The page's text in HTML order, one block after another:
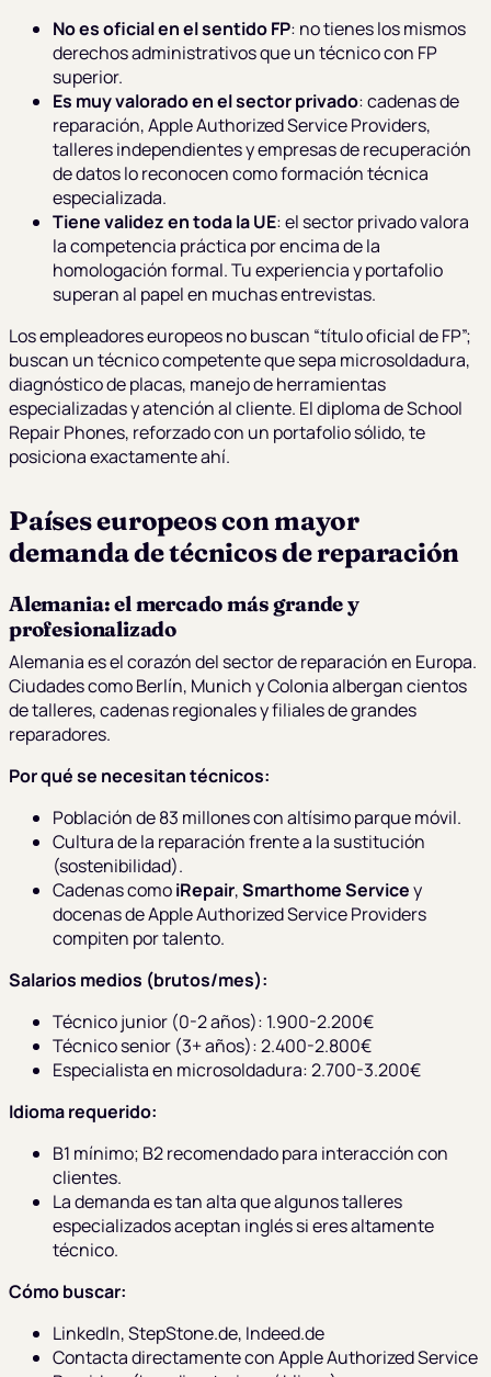
No es oficial en el sentido FP: no tienes los mismos
derechos administrativos que un técnico con FP
superior.
Es muy valorado en el sector privado: cadenas de
reparación, Apple Authorized Service Providers,
talleres independientes y empresas de recuperación
de datos lo reconocen como formación técnica
especializada.
Tiene validez en toda la UE: el sector privado valora
la competencia práctica por encima de la
homologación formal. Tu experiencia y portafolio
superan al papel en muchas entrevistas.
Los empleadores europeos no buscan “título oficial de FP”;
buscan un técnico competente que sepa microsoldadura,
diagnóstico de placas, manejo de herramientas
especializadas y atención al cliente. El diploma de School
Repair Phones, reforzado con un portafolio sólido, te
posiciona exactamente ahí.
Países europeos con mayor
demanda de técnicos de reparación
Alemania: el mercado más grande y
profesionalizado
Alemania es el corazón del sector de reparación en Europa.
Ciudades como Berlín, Munich y Colonia albergan cientos
de talleres, cadenas regionales y filiales de grandes
reparadores.
Por qué se necesitan técnicos:
Población de 83 millones con altísimo parque móvil.
Cultura de la reparación frente a la sustitución
(sostenibilidad).
Cadenas comoiRepair,Smarthome Servicey
docenas de Apple Authorized Service Providers
compiten por talento.
Salarios medios (brutos/mes):
Técnico junior (0-2 años): 1.900-2.200€
Técnico senior (3+ años): 2.400-2.800€
Especialista en microsoldadura: 2.700-3.200€
Idioma requerido:
B1 mínimo; B2 recomendado para interacción con
clientes.
La demanda es tan alta que algunos talleres
especializados aceptan inglés si eres altamente
técnico.
Cómo buscar:
LinkedIn, StepStone.de, Indeed.de
Contacta directamente con Apple Authorized Service